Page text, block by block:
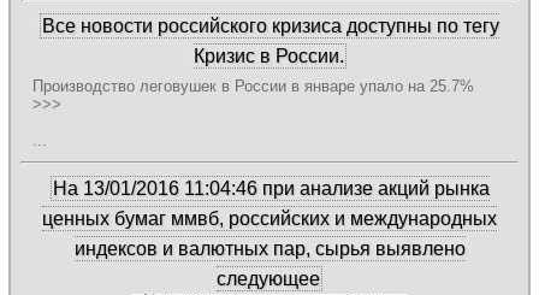
Все новости российского кризиса доступны по тегу
Кризис в России.
Производство леговушек в России в январе упало на 25.7%
>>>
...
На 13/01/2016 11:04:46 при анализе акций рынка
ценных бумаг ммвб, российских и международных
индексов и валютных пар, сырья выявлено
следующее